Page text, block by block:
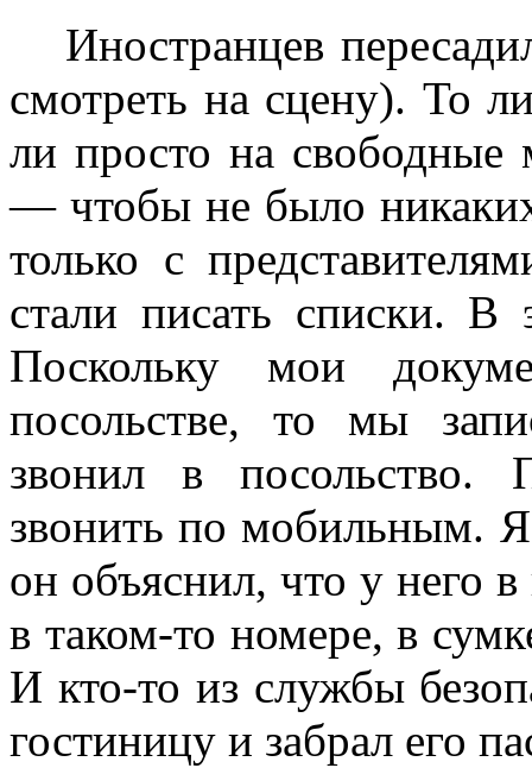
Иностранцев
смотреть на сцену). То
ли просто на свободные
— чтобы не было никаких
только с
стали писать списки. В
Поскольку мои
посольстве, то мы
звонил в посольство.
звонить по мобильным.
он объяснил, что у него
в таком-то номере, в
И кто-то из службы
гостиницу и забрал его